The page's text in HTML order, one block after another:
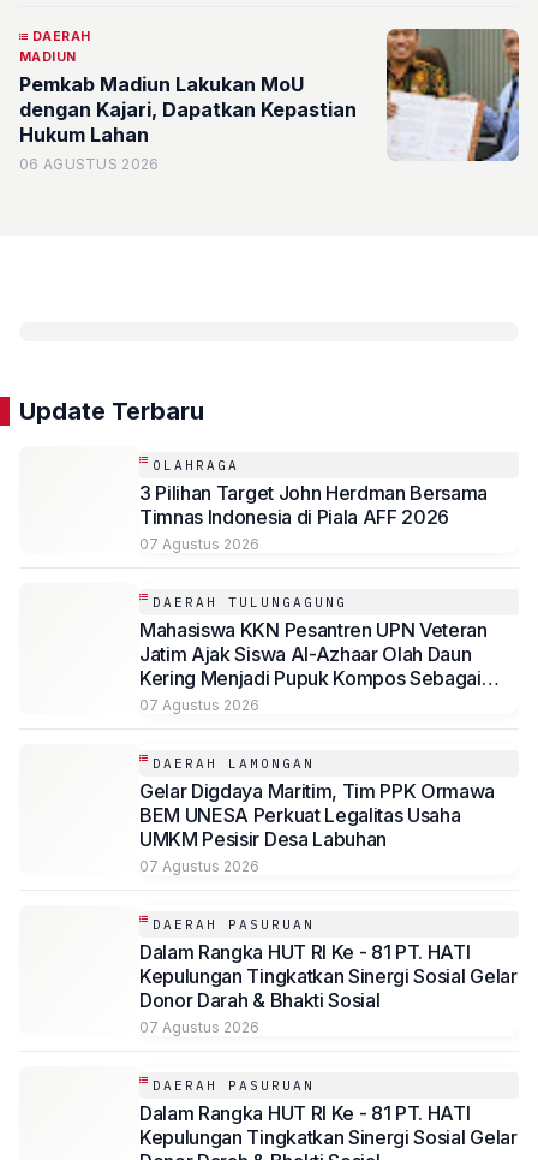
DAERAH
MADIUN
Pemkab Madiun Lakukan MoU
dengan Kajari, Dapatkan Kepastian
Hukum Lahan
06 AGUSTUS 2026
Update Terbaru
OLAHRAGA
3 Pilihan Target John Herdman Bersama
Timnas Indonesia di Piala AFF 2026
07 Agustus 2026
DAERAH TULUNGAGUNG
Mahasiswa KKN Pesantren UPN Veteran
Jatim Ajak Siswa Al-Azhaar Olah Daun
Kering Menjadi Pupuk Kompos Sebagai
Solusi Ramah Lingkungan
07 Agustus 2026
DAERAH LAMONGAN
Gelar Digdaya Maritim, Tim PPK Ormawa
BEM UNESA Perkuat Legalitas Usaha
UMKM Pesisir Desa Labuhan
07 Agustus 2026
DAERAH PASURUAN
Dalam Rangka HUT RI Ke - 81 PT. HATI
Kepulungan Tingkatkan Sinergi Sosial Gelar
Donor Darah & Bhakti Sosial
07 Agustus 2026
DAERAH PASURUAN
Dalam Rangka HUT RI Ke - 81 PT. HATI
Kepulungan Tingkatkan Sinergi Sosial Gelar